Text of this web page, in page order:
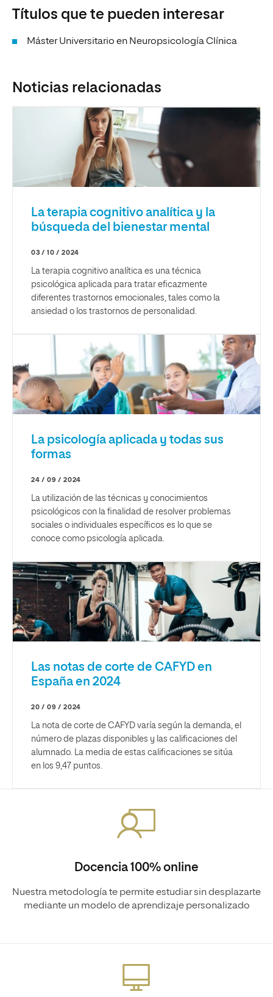
Títulos que te pueden interesar
Máster Universitario en Neuropsicología Clínica
Noticias relacionadas
La terapia cognitivo analítica y la
búsqueda del bienestar mental
03 / 10 / 2024
La terapia cognitivo analítica es una técnica
psicológica aplicada para tratar eficazmente
diferentes trastornos emocionales, tales como la
ansiedad o los trastornos de personalidad.
La psicología aplicada y todas sus
formas
24 / 09 / 2024
La utilización de las técnicas y conocimientos
psicológicos con la finalidad de resolver problemas
sociales o individuales específicos es lo que se
conoce como psicología aplicada.
Las notas de corte de CAFYD en
España en 2024
20 / 09 / 2024
La nota de corte de CAFYD varía según la demanda, el
número de plazas disponibles y las calificaciones del
alumnado. La media de estas calificaciones se sitúa
en los 9,47 puntos.
Docencia 100% online
Nuestra metodología te permite estudiar sin desplazarte
mediante un modelo de aprendizaje personalizado